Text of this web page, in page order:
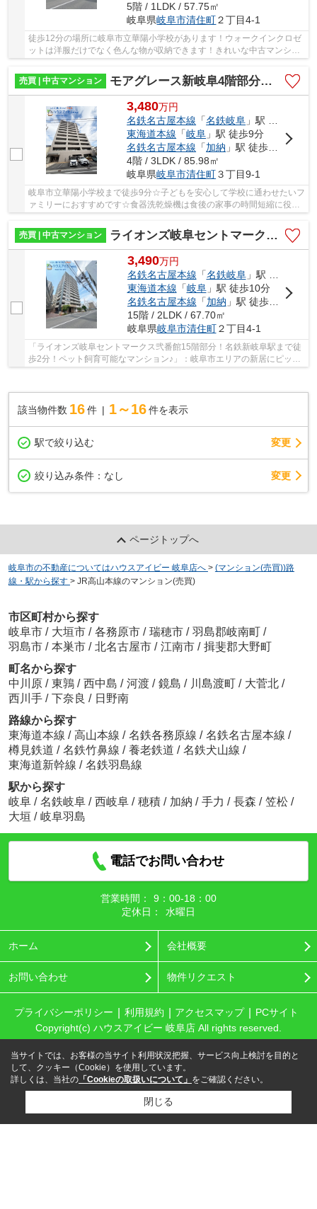
5階 / 1LDK / 57.75㎡
岐阜県岐阜市清住町２丁目4-1
徒歩12分の場所に岐阜市立華陽小学校があります！ウォークインクロゼ
ットは洋服だけでなく色んな物が収納できます！きれいな中古マンショ
売買 | 中古マンション
モアグレース新岐阜4階部分！南東角部屋！3面バルコニー！ペット飼育可能なマンション！アルコープ付き！
3,480万円
名鉄名古屋本線 「名鉄岐阜 」駅 徒歩5分
東海道本線 「岐阜 」駅 徒歩9分
名鉄名古屋本線 「加納 」駅 徒歩10分
4階 / 3LDK / 85.98㎡
岐阜県岐阜市清住町３丁目9-1
岐阜市立華陽小学校まで徒歩9分☆子どもを安心して学校に通わせたいフ
ァミリーにおすすめです☆食器洗乾燥機は食後の家事の時間短縮に役立
売買 | 中古マンション
ライオンズ岐阜セントマークス弐番館15階部分！名鉄新岐阜駅まで徒歩2分！ペット飼育可能なマンション♪
3,490万円
名鉄名古屋本線 「名鉄岐阜」駅 徒歩3分
東海道本線 「岐阜」駅 徒歩10分
名鉄名古屋本線 「加納 」駅 徒歩12分
15階 / 2LDK / 67.70㎡
岐阜県岐阜市清住町２丁目4-1
「ライオンズ岐阜セントマークス弐番館15階部分！名鉄新岐阜駅まで徒
歩2分！ペット飼育可能なマンション♪」：岐阜市エリアの新居にピッタ
該当物件数 16件 1～16 件を表示
駅で絞り込む 変更
絞り込み条件： なし 変更
ページトップへ
岐阜市の不動産についてはハウスアイビー 岐阜店へ > (マンション(売買))路
線・駅から探す > JR高山本線のマンション(売買)
市区町村から探す
岐阜市 / 大垣市 / 各務原市 / 瑞穂市 / 羽島郡岐南町 /
羽島市 / 本巣市 / 北名古屋市 / 江南市 / 揖斐郡大野町
町名から探す
中川原 / 東鶉 / 西中島 / 河渡 / 鏡島 / 川島渡町 / 大菅北 /
西川手 / 下奈良 / 日野南
路線から探す
東海道本線 / 高山本線 / 名鉄各務原線 / 名鉄名古屋本線 /
樽見鉄道 / 名鉄竹鼻線 / 養老鉄道 / 名鉄犬山線 /
東海道新幹線 / 名鉄羽島線
駅から探す
岐阜 / 名鉄岐阜 / 西岐阜 / 穂積 / 加納 / 手力 / 長森 / 笠松 /
大垣 / 岐阜羽島
電話でお問い合わせ
営業時間：
9：00‐18：00
定休日：
水曜日
ホーム 会社概要
お問い合わせ 物件リクエスト
プライバシーポリシー 利用規約 アクセスマップ
PCサイト
Copyright(c) ハウスアイビー 岐阜店 All rights reserved.
当サイトでは、お客様の当サイト利用状況把握、サービス向上検討を目的と
して、クッキー（Cookie）を使用しています。
詳しくは、当社の 「Cookieの取扱いについて」 をご確認ください。
閉じる